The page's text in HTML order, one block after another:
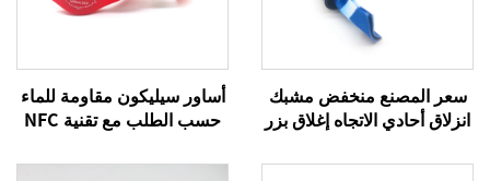
سعر المصنع منخفض مشبك
انزلاق أحادي الاتجاه إغلاق بزر
أساور سيليكون مقاومة للماء
حسب الطلب مع تقنية NFC
باستخدام RFID، سوار معصم